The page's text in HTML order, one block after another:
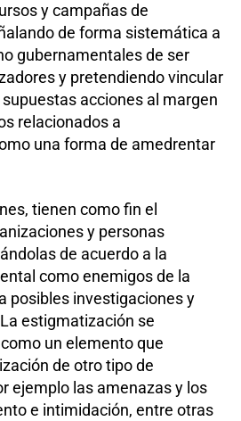
y campañas de
de forma sistemática a
gubernamentales de ser
y pretendiendo vincular
acciones al margen
relacionados a
una forma de amedrentar
tienen como fin el
y personas
de acuerdo a la
como enemigos de la
posibles investigaciones y
estigmatización se
un elemento que
de otro tipo de
ejemplo las amenazas y los
e intimidación, entre otras